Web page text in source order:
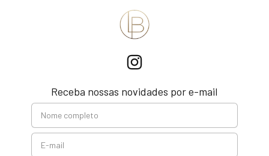
Receba nossas novidades por e-mail